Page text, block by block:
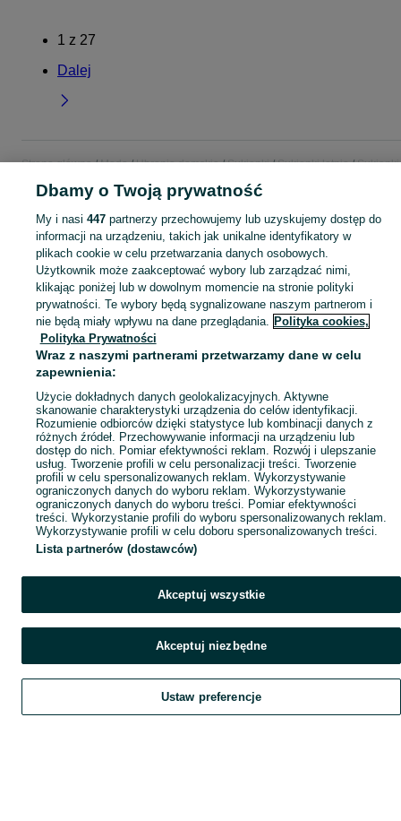
1 z 27
Dalej
Strona główna Moda Ubrania damskie Sukienki Sukienki letnie
Sukienki
KATEGORIA
Szeroki wybór sukienek letnich damskich Ostrów Wielkopolski ▶️ Różne materiały, kolory i rozmiary ✅ Nowe i używane w dobrych cenach ✌ Sprawdź oferty na OLX.pl! Zobacz
Mapa kategorii
Mapa miejscowości
Mapa ministron
Popularne wyszukiwania
Szukaj Obserwujesz Dodaj Czat Konto
Dbamy o Twoją prywatność
My i nasi 447partnerzy przechowujemy lub uzyskujemy dostęp do
informacji na urządzeniu, takich jak unikalne identyfikatory w
plikach cookie w celu przetwarzania danych osobowych.
Użytkownik może zaakceptować wybory lub zarządzać nimi,
klikając poniżej lub w dowolnym momencie na stronie polityki
prywatności. Te wybory będą sygnalizowane naszym partnerom i
nie będą miały wpływu na dane przeglądania. Polityka cookies,
Polityka Prywatności
Wraz z naszymi partnerami przetwarzamy dane w celu
zapewnienia:
Użycie dokładnych danych geolokalizacyjnych. Aktywne
skanowanie charakterystyki urządzenia do celów identyfikacji.
Rozumienie odbiorców dzięki statystyce lub kombinacji danych z
różnych źródeł. Przechowywanie informacji na urządzeniu lub
dostęp do nich. Pomiar efektywności reklam. Rozwój i ulepszanie
usług. Tworzenie profili w celu personalizacji treści. Tworzenie
profili w celu spersonalizowanych reklam. Wykorzystywanie
ograniczonych danych do wyboru reklam. Wykorzystywanie
ograniczonych danych do wyboru treści. Pomiar efektywności
treści. Wykorzystanie profili do wyboru spersonalizowanych reklam.
Wykorzystywanie profili w celu doboru spersonalizowanych treści.
Lista partnerów (dostawców)
Akceptuj wszystkie
Akceptuj niezbędne
Ustaw preferencje